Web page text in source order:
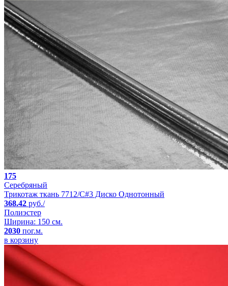
175
Серебряный
Трикотаж ткань 7712/C#3 Диско Однотонный
368.42 руб./
Полиэстер
Ширина: 150 см.
2030 пог.м.
в корзину